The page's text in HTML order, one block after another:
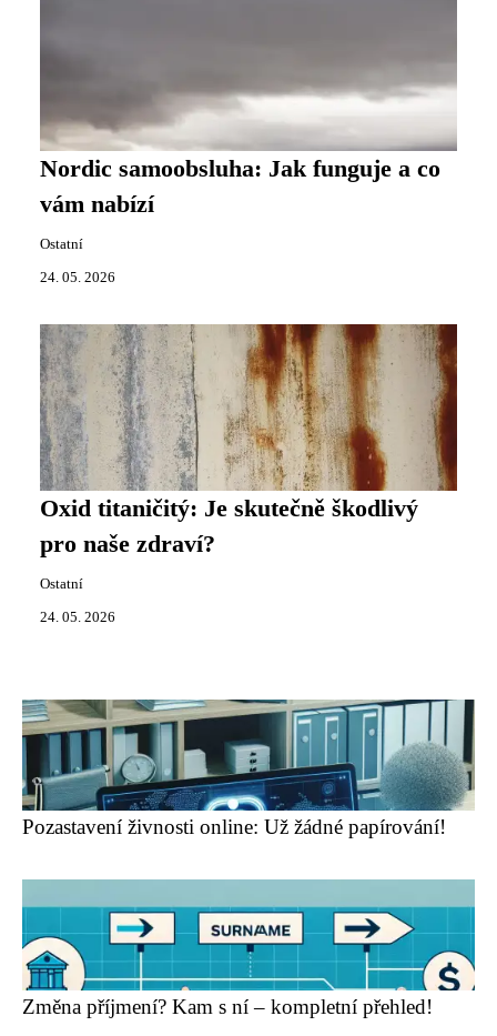
Nordic samoobsluha: Jak funguje a co
vám nabízí
Ostatní
24. 05. 2026
Oxid titaničitý: Je skutečně škodlivý
pro naše zdraví?
Ostatní
24. 05. 2026
Pozastavení živnosti online: Už žádné papírování!
Změna příjmení? Kam s ní – kompletní přehled!